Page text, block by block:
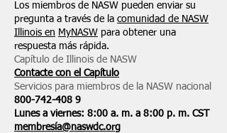
Los miembros de NASW pueden enviar su
pregunta a través de la comunidad de NASW
Illinois en MyNASW para obtener una
respuesta más rápida.
Capítulo de Illinois de NASW
Contacte con el Capítulo
Servicios para miembros de la NASW nacional
800-742-408 9
Lunes a viernes: 8:00 a. m. a 8:00 p. m. CST
membresía@naswdc.org